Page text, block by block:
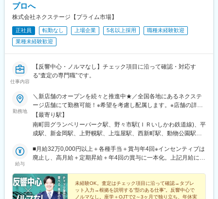
プロへ
株式会社ネクステージ【プライム市場】
正社員 転勤なし 上場企業 5名以上採用
職種未経験歓迎
業種未経験歓迎
仕事内容
【反響中心・ノルマなし】チェック項目に沿って確認・対応す
る“査定の専門職”です。
勤務地
＼新店舗のオープンを続々と推進中★／全国各地にあるネクステ
ージ店舗にて勤務可能！※希望を考慮し配属します。※店舗の詳細
については下記＜勤務地一覧＞をご確認ください。転勤がない働
き方のご希望もOK！★エリア限定(中域型)★転勤なし(地域型)で
の勤務形態も選択可能です！★自動車通勤OK（一部除く）★受動
島市平良西里1276ネクステージ水戸南店／茨城県東茨城郡茨城町
長岡矢頭3530SUV LAND名古屋／愛知県名古屋市緑区大高町丸の
【最寄り駅】
南町田グランベリーパーク駅、野々市駅(ＩＲいしかわ鉄道線)、平
成駅、新金岡駅、上野幌駅、上塩屋駅、西新町駅、動物公園駅、
知県)、神明町駅、北戸田駅、南郷１８丁目駅、柏たなか駅、北長
岡駅、中島駅(愛知県)、喜多山駅(愛知県)、幕張駅、牛山駅、泉駅
勢崎駅、妙興寺駅、稲沢駅、南茨木駅(大阪モノレール)、岡本駅
(栃木県)、南延岡駅、北久里浜駅、善行駅、鴨居駅、北岡崎駅、美
合駅、清輝橋駅、てだこ浦西駅、新石切駅、新ノ口駅、青砥駅、
給与
■月給32万0,000円以上＋各種手当＋賞与年4回※インセンティブは
廃止し、高月給＋定期昇給＋年4回の賞与に一本化。上記月給には
途支給。┗全国転勤ありのグローバル型の場合の給与となりま
す。※前職・経験などを考慮して決定します。★職種経験(業界不
問)をお持ちの方であれば スタートから月給35万7,000円以
未経験OK。査定はチェック項目に沿って確認→タブレ
ット入力→根拠を説明する“型のある仕事”。反響中心で
ノルマなし。座学＋OJTで2～3ヶ月で独り立ち、年休実